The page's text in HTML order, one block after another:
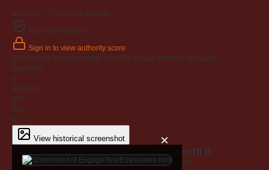
Available — Premium domain
Authority snapshot
Sign in to view authority score
Established backlink profile with 472 unique referring domains.
Backlinks
0
Ref Dom
472
Age
6y
View historical screenshot ×
Why EngageYourEmployees.com is worth it
Every claim below is backed by verified third-party data.